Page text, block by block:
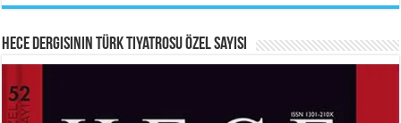
HAYRETTİN TAYLAN
ABDURRAHİM KARAKOÇ
Hece Dergisinin Türk Tiyatrosu Özel Sayısı